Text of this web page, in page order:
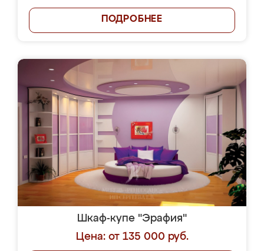
ПОДРОБНЕЕ
Шкаф-купе "Эрафия"
Цена: от 135 000 руб.